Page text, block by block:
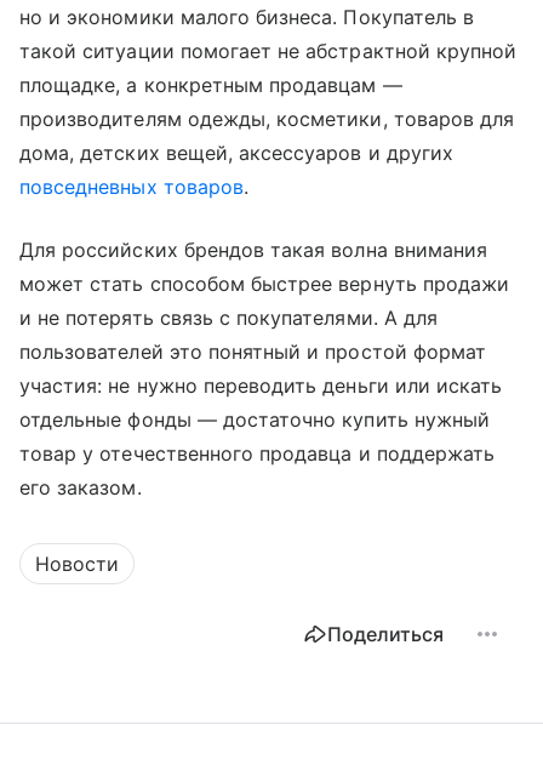
но и экономики малого бизнеса. Покупатель в
такой ситуации помогает не абстрактной крупной
площадке, а конкретным продавцам —
производителям одежды, косметики, товаров для
дома, детских вещей, аксессуаров и других
повседневных товаров.
Для российских брендов такая волна внимания
может стать способом быстрее вернуть продажи
и не потерять связь с покупателями. А для
пользователей это понятный и простой формат
участия: не нужно переводить деньги или искать
отдельные фонды — достаточно купить нужный
товар у отечественного продавца и поддержать
его заказом.
Новости
Поделиться